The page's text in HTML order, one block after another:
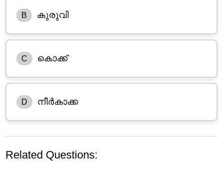
B കുരുവി
C കൊക്ക്
D നീർകാക്ക
Related Questions: